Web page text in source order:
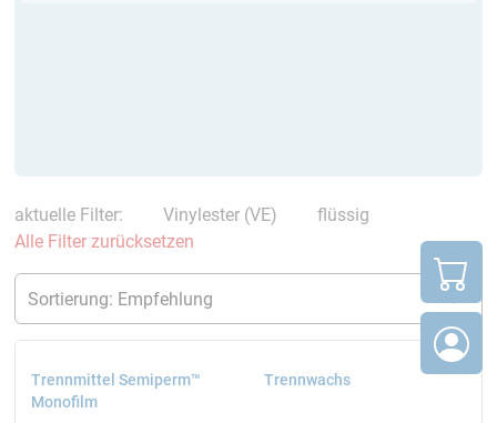
aktuelle Filter: Vinylester (VE)
flüssig
Alle Filter zurücksetzen
Trennmittel Semiperm™
Monofilm
Trennwachs